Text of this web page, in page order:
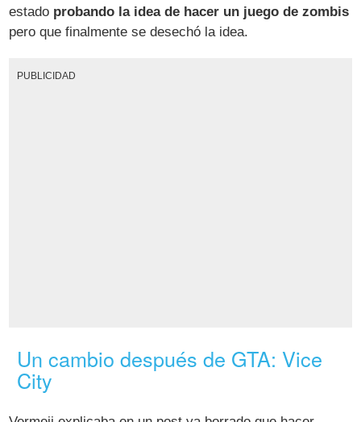
estado probando la idea de hacer un juego de zombis
pero que finalmente se desechó la idea.
PUBLICIDAD
Un cambio después de GTA: Vice
City